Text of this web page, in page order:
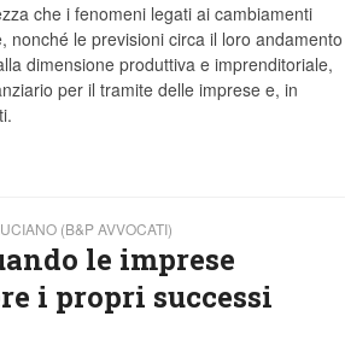
che i fenomeni legati ai cambiamenti
nonché le previsioni circa il loro andamento
dimensione produttiva e imprenditoriale,
per il tramite delle imprese e, in
(B&P AVVOCATI)
le imprese
i propri successi